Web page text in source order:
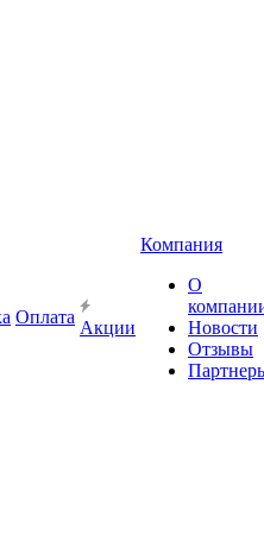
Оплата
Акции
Компания
О
Новости
Отзывы